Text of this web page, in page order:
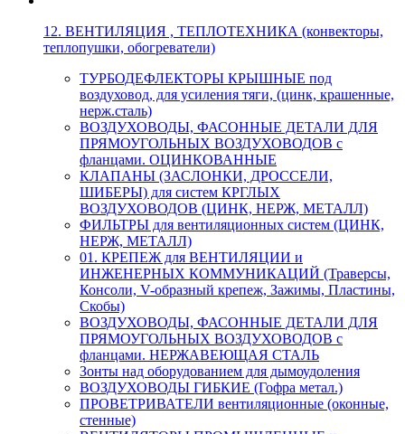
12. ВЕНТИЛЯЦИЯ , ТЕПЛОТЕХНИКА (конвекторы,
теплопушки, обогреватели)
ТУРБОДЕФЛЕКТОРЫ КРЫШНЫЕ под
воздуховод, для усиления тяги, (цинк, крашенные,
нерж.сталь)
ВОЗДУХОВОДЫ, ФАСОННЫЕ ДЕТАЛИ ДЛЯ
ПРЯМОУГОЛЬНЫХ ВОЗДУХОВОДОВ с
фланцами. ОЦИНКОВАННЫЕ
КЛАПАНЫ (ЗАСЛОНКИ, ДРОССЕЛИ,
ШИБЕРЫ) для систем КРГЛЫХ
ВОЗДУХОВОДОВ (ЦИНК, НЕРЖ, МЕТАЛЛ)
ФИЛЬТРЫ для вентиляционных систем (ЦИНК,
НЕРЖ, МЕТАЛЛ)
01. КРЕПЕЖ для ВЕНТИЛЯЦИИ и
ИНЖЕНЕРНЫХ КОММУНИКАЦИЙ (Траверсы,
Консоли, V-образный крепеж, Зажимы, Пластины,
Скобы)
ВОЗДУХОВОДЫ, ФАСОННЫЕ ДЕТАЛИ ДЛЯ
ПРЯМОУГОЛЬНЫХ ВОЗДУХОВОДОВ с
фланцами. НЕРЖАВЕЮЩАЯ СТАЛЬ
Зонты над оборудованием для дымоудоления
ВОЗДУХОВОДЫ ГИБКИЕ (Гофра метал.)
ПРОВЕТРИВАТЕЛИ вентиляционные (оконные,
стенные)